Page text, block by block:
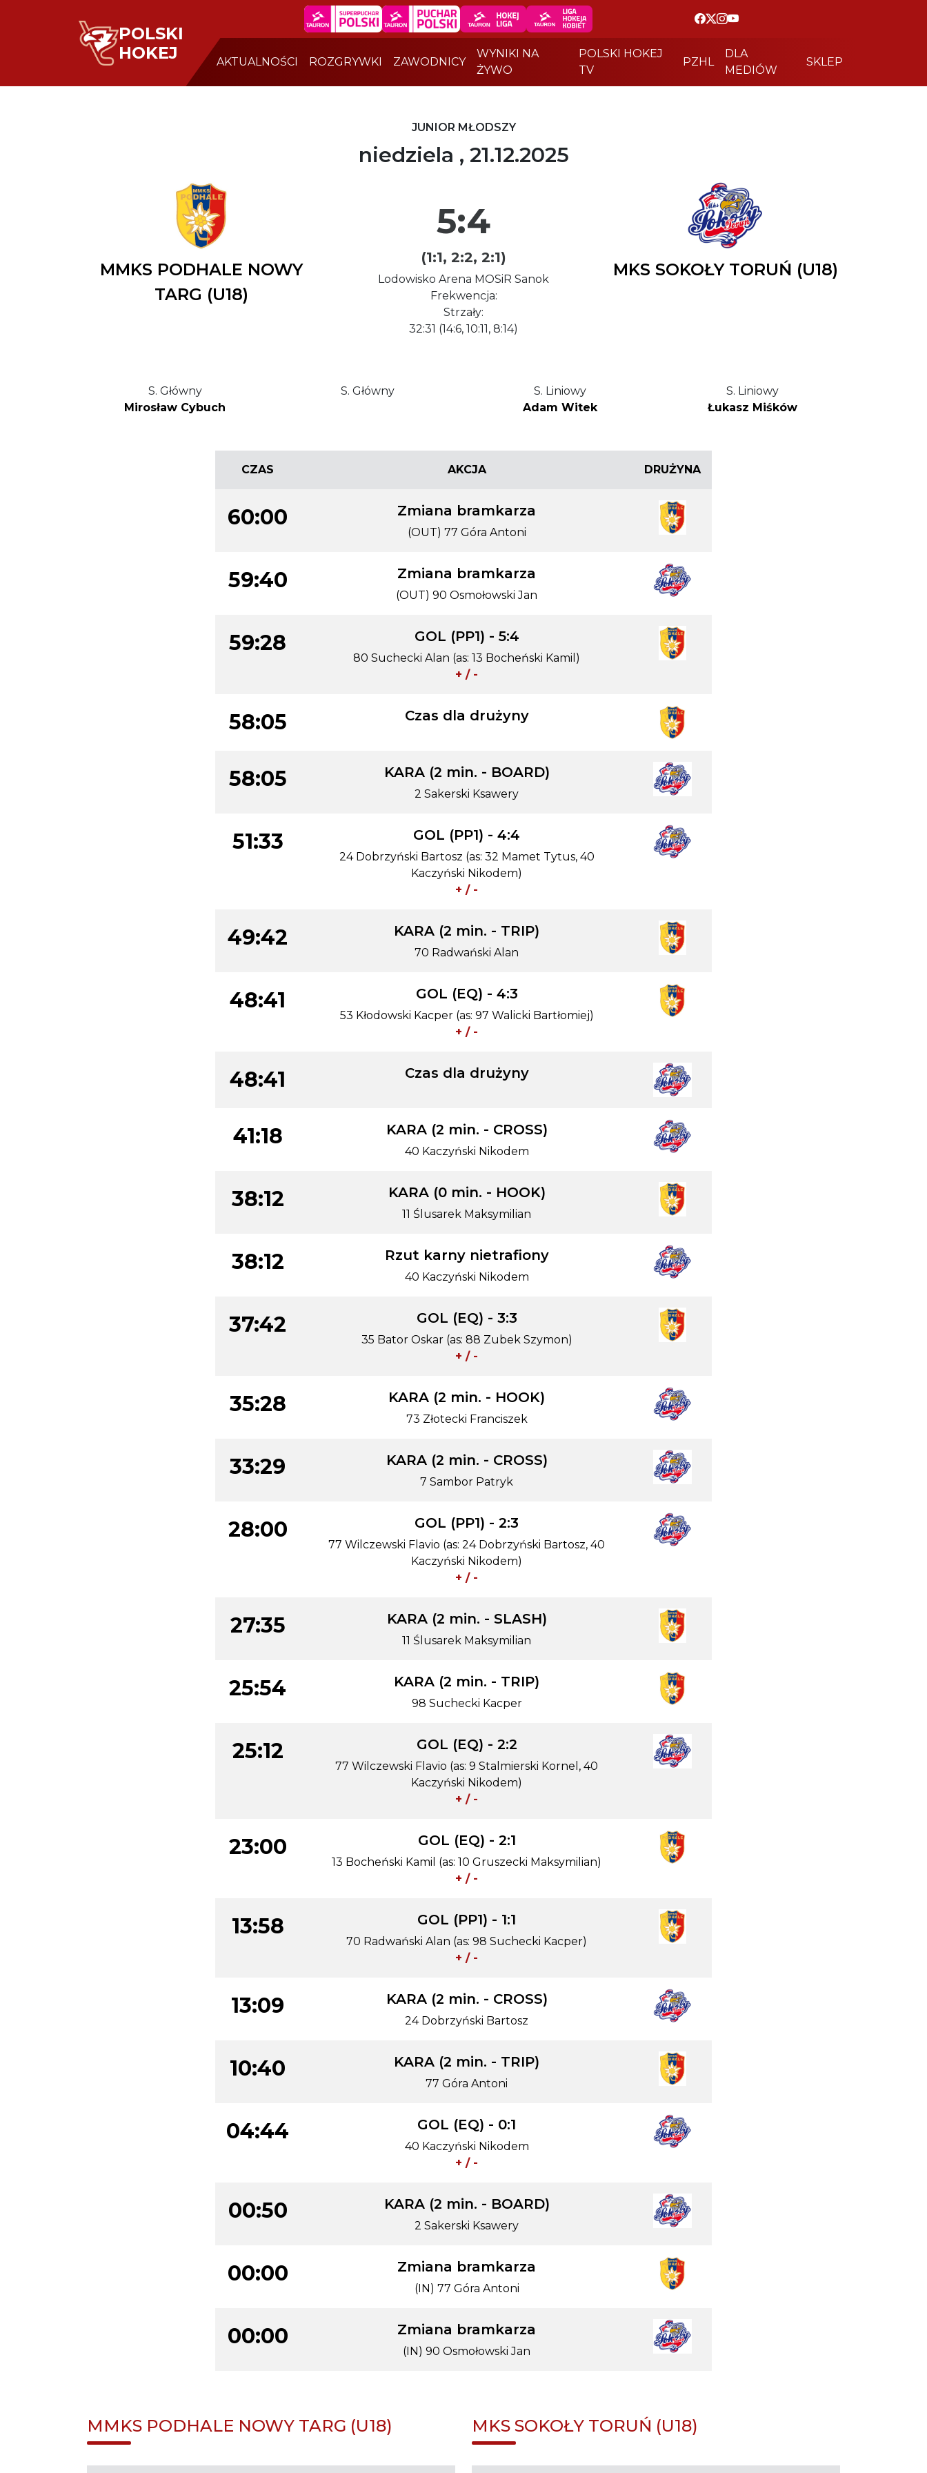
POLSKI
HOKEJ
AKTUALNOŚCI ROZGRYWKI ZAWODNICY
WYNIKI NA
ŻYWO
POLSKI HOKEJ
TV
PZHL
DLA
MEDIÓW
SKLEP
JUNIOR MŁODSZY
niedziela , 21.12.2025
MMKS PODHALE NOWY
TARG (U18)
5:4
(1:1, 2:2, 2:1)
Lodowisko Arena MOSiR Sanok
Frekwencja:
Strzały:
32:31 (14:6, 10:11, 8:14)
MKS SOKOŁY TORUŃ (U18)
S. Główny
Mirosław Cybuch
S. Główny
S. Liniowy
Adam Witek
S. Liniowy
Łukasz Miśków
CZAS AKCJA DRUŻYNA
60:00 Zmiana bramkarza
(OUT) 77 Góra Antoni
59:40 Zmiana bramkarza
(OUT) 90 Osmołowski Jan
59:28 GOL (PP1) - 5:4
80 Suchecki Alan (as: 13 Bocheński Kamil)
+ / -
58:05 Czas dla drużyny
58:05 KARA (2 min. - BOARD)
2 Sakerski Ksawery
51:33 GOL (PP1) - 4:4
24 Dobrzyński Bartosz (as: 32 Mamet Tytus, 40
Kaczyński Nikodem)
+ / -
49:42 KARA (2 min. - TRIP)
70 Radwański Alan
48:41 GOL (EQ) - 4:3
53 Kłodowski Kacper (as: 97 Walicki Bartłomiej)
+ / -
48:41 Czas dla drużyny
41:18 KARA (2 min. - CROSS)
40 Kaczyński Nikodem
38:12 KARA (0 min. - HOOK)
11 Ślusarek Maksymilian
38:12 Rzut karny nietrafiony
40 Kaczyński Nikodem
37:42 GOL (EQ) - 3:3
35 Bator Oskar (as: 88 Zubek Szymon)
+ / -
35:28 KARA (2 min. - HOOK)
73 Złotecki Franciszek
33:29 KARA (2 min. - CROSS)
7 Sambor Patryk
28:00 GOL (PP1) - 2:3
77 Wilczewski Flavio (as: 24 Dobrzyński Bartosz, 40
Kaczyński Nikodem)
+ / -
27:35 KARA (2 min. - SLASH)
11 Ślusarek Maksymilian
25:54 KARA (2 min. - TRIP)
98 Suchecki Kacper
25:12 GOL (EQ) - 2:2
77 Wilczewski Flavio (as: 9 Stalmierski Kornel, 40
Kaczyński Nikodem)
+ / -
23:00 GOL (EQ) - 2:1
13 Bocheński Kamil (as: 10 Gruszecki Maksymilian)
+ / -
13:58 GOL (PP1) - 1:1
70 Radwański Alan (as: 98 Suchecki Kacper)
+ / -
13:09 KARA (2 min. - CROSS)
24 Dobrzyński Bartosz
10:40 KARA (2 min. - TRIP)
77 Góra Antoni
04:44 GOL (EQ) - 0:1
40 Kaczyński Nikodem
+ / -
00:50 KARA (2 min. - BOARD)
2 Sakerski Ksawery
00:00 Zmiana bramkarza
(IN) 77 Góra Antoni
00:00 Zmiana bramkarza
(IN) 90 Osmołowski Jan
MMKS PODHALE NOWY TARG (U18) MKS SOKOŁY TORUŃ (U18)